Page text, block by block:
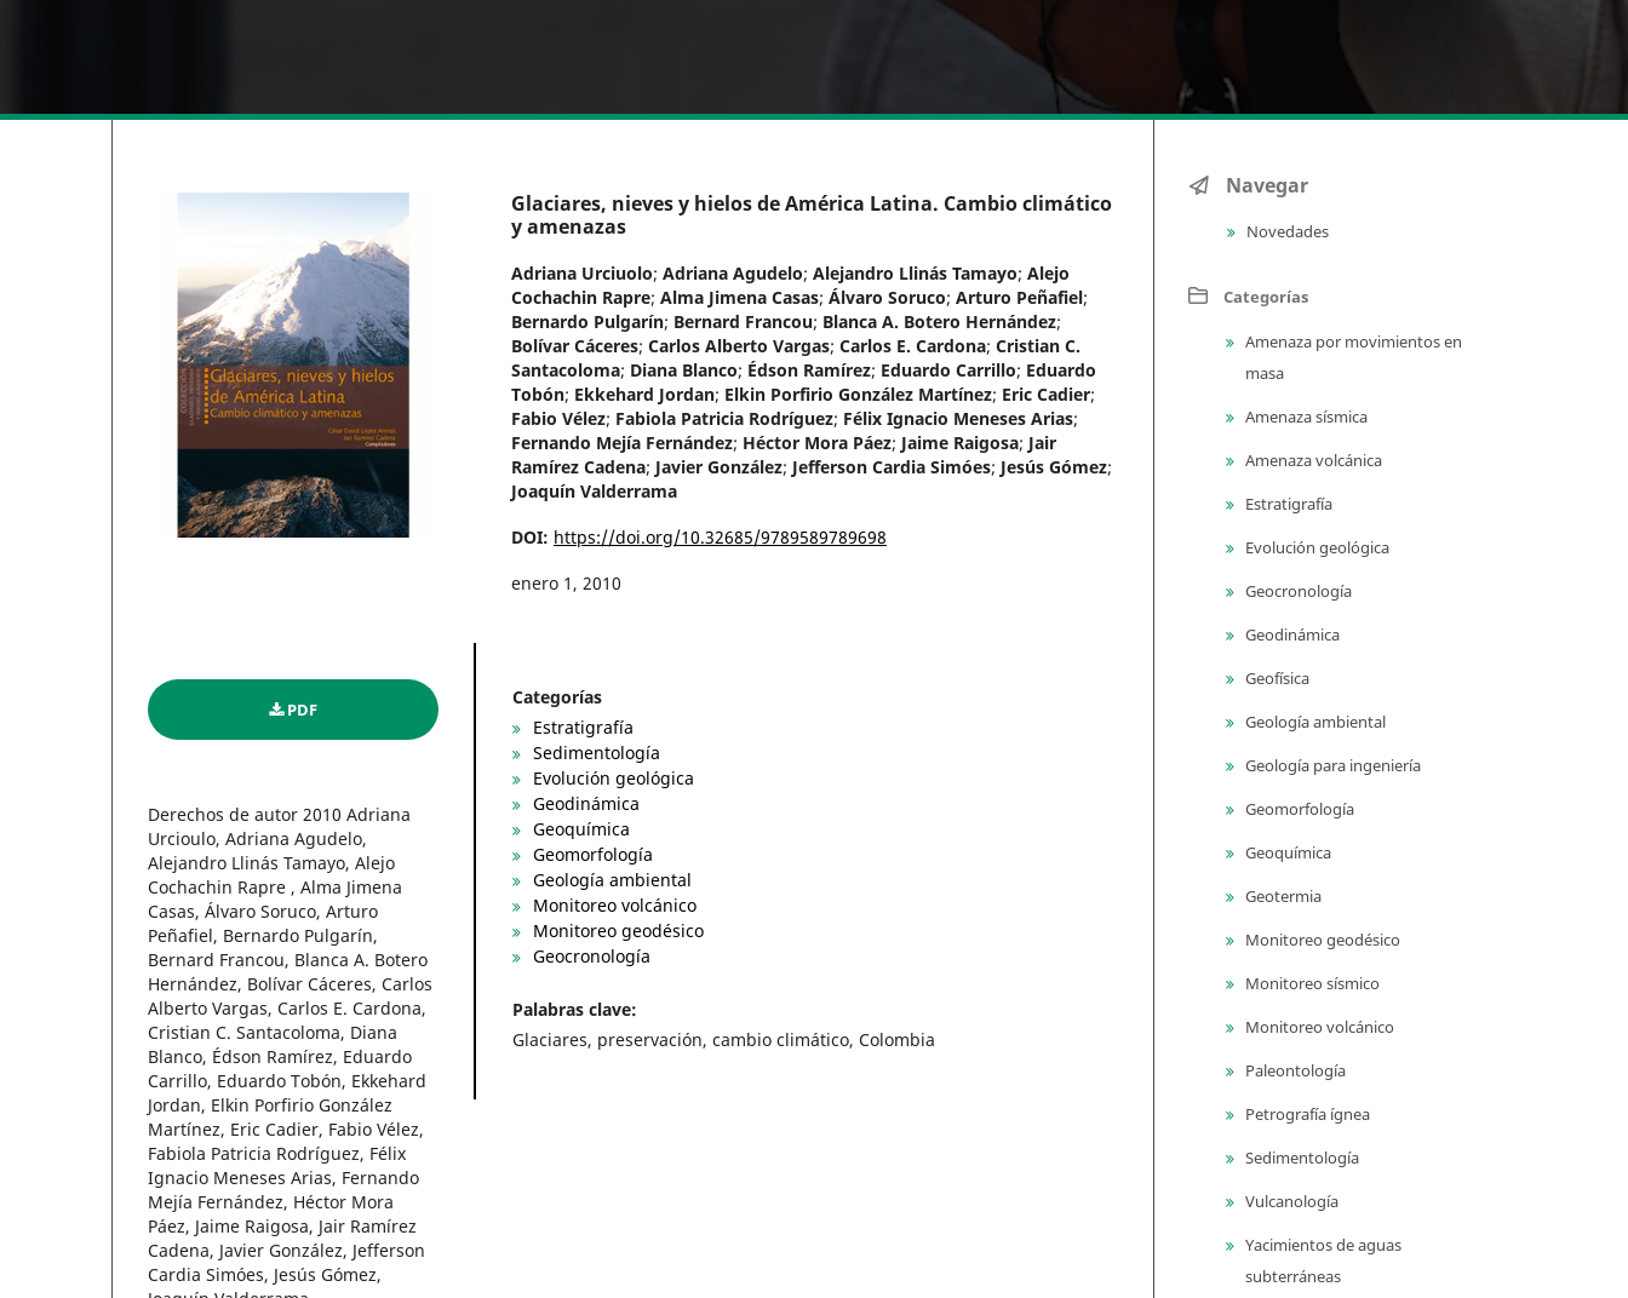
Glaciares, nieves y hielos de América Latina. Cambio climático
y amenazas
Adriana Urciuolo; Adriana Agudelo; Alejandro Llinás Tamayo; Alejo
Cochachin Rapre; Alma Jimena Casas; Álvaro Soruco; Arturo Peñafiel;
Bernardo Pulgarín; Bernard Francou; Blanca A. Botero Hernández;
Bolívar Cáceres; Carlos Alberto Vargas; Carlos E. Cardona; Cristian C.
Santacoloma; Diana Blanco; Édson Ramírez; Eduardo Carrillo; Eduardo
Tobón; Ekkehard Jordan; Elkin Porfirio González Martínez; Eric Cadier;
Fabio Vélez; Fabiola Patricia Rodríguez; Félix Ignacio Meneses Arias;
Fernando Mejía Fernández; Héctor Mora Páez; Jaime Raigosa; Jair
Ramírez Cadena; Javier González; Jefferson Cardia Simóes; Jesús Gómez;
Joaquín Valderrama
DOI: https://doi.org/10.32685/9789589789698
enero 1, 2010
PDF
Derechos de autor 2010 Adriana
Urcioulo, Adriana Agudelo,
Alejandro Llinás Tamayo, Alejo
Cochachin Rapre , Alma Jimena
Casas, Álvaro Soruco, Arturo
Peñafiel, Bernardo Pulgarín,
Bernard Francou, Blanca A. Botero
Hernández, Bolívar Cáceres, Carlos
Alberto Vargas, Carlos E. Cardona,
Cristian C. Santacoloma, Diana
Blanco, Édson Ramírez, Eduardo
Carrillo, Eduardo Tobón, Ekkehard
Jordan, Elkin Porfirio González
Martínez, Eric Cadier, Fabio Vélez,
Fabiola Patricia Rodríguez, Félix
Ignacio Meneses Arias, Fernando
Mejía Fernández, Héctor Mora
Páez, Jaime Raigosa, Jair Ramírez
Cadena, Javier González, Jefferson
Cardia Simóes, Jesús Gómez,
Categorías
Estratigrafía
Sedimentología
Evolución geológica
Geodinámica
Geoquímica
Geomorfología
Geología ambiental
Monitoreo volcánico
Monitoreo geodésico
Geocronología
Palabras clave:
Glaciares, preservación, cambio climático, Colombia
Navegar
Novedades
Categorías
Amenaza por movimientos en
masa
Amenaza sísmica
Amenaza volcánica
Estratigrafía
Evolución geológica
Geocronología
Geodinámica
Geofísica
Geología ambiental
Geología para ingeniería
Geomorfología
Geoquímica
Geotermia
Monitoreo geodésico
Monitoreo sísmico
Monitoreo volcánico
Paleontología
Petrografía ígnea
Sedimentología
Vulcanología
Yacimientos de aguas
subterráneas